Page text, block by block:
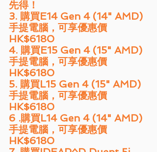
先得！
3. 購買E14 Gen 4 (14" AMD)
手提電腦，可享優惠價
HK$6180
4. 購買E15 Gen 4 (15" AMD)
手提電腦，可享優惠價
HK$6180
5. 購買L15 Gen 4 (15" AMD)
手提電腦，可享優惠價
HK$6180
6 .購買L14 Gen 4 (14" AMD)
手提電腦，可享優惠價
HK$6180